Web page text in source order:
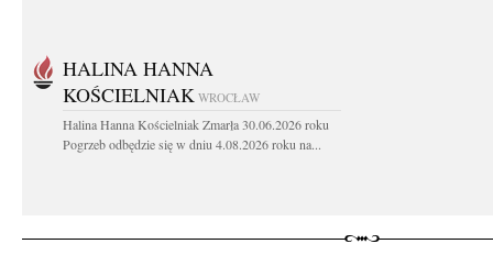
HALINA HANNA
KOŚCIELNIAK WROCŁAW
Halina Hanna Kościelniak Zmarła 30.06.2026 roku
Pogrzeb odbędzie się w dniu 4.08.2026 roku na...